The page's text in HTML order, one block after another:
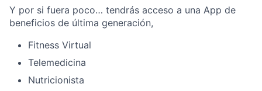
Y por si fuera poco… tendrás acceso a una App de
beneficios de última generación,
Fitness Virtual
Telemedicina
Nutricionista